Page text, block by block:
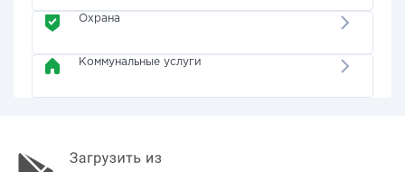
Охрана
Коммунальные услуги